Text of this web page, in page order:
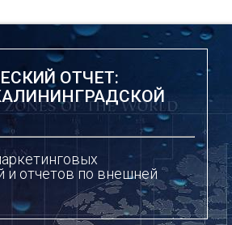
ОТЧЕТ:
и отчетов по внешней